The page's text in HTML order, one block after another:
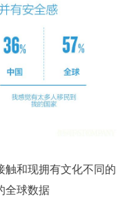
触和现拥有文化不同的
全球数据